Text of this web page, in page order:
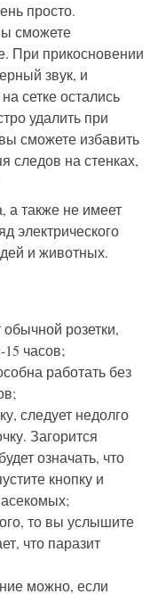
просто.
сможете
При прикосновении
звук, и
сетке остались
удалить при
сможете избавить
следов на стенках,
а также не имеет
электрического
и животных.
розетки,
15 часов;
работать без
следует недолго
Загорится
означать, что
кнопку и
то вы услышите
что паразит
можно, если